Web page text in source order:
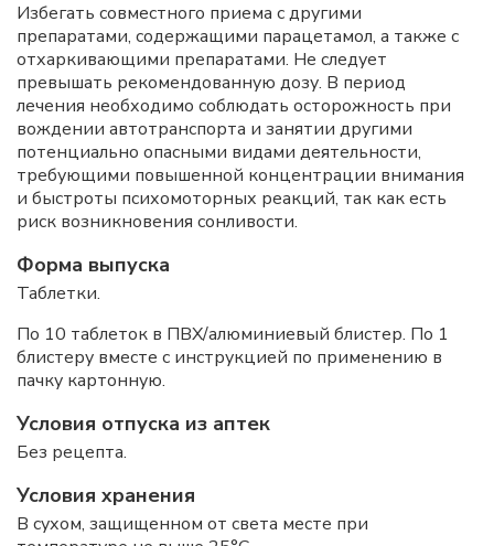
Избегать совместного приема с другими
препаратами, содержащими парацетамол, а также с
отхаркивающими препаратами. Не следует
превышать рекомендованную дозу. В период
лечения необходимо соблюдать осторожность при
вождении автотранспорта и занятии другими
потенциально опасными видами деятельности,
требующими повышенной концентрации внимания
и быстроты психомоторных реакций, так как есть
риск возникновения сонливости.
Форма выпуска
Таблетки.
По 10 таблеток в ПВХ/алюминиевый блистер. По 1
блистеру вместе с инструкцией по применению в
пачку картонную.
Условия отпуска из аптек
Без рецепта.
Условия хранения
В сухом, защищенном от света месте при